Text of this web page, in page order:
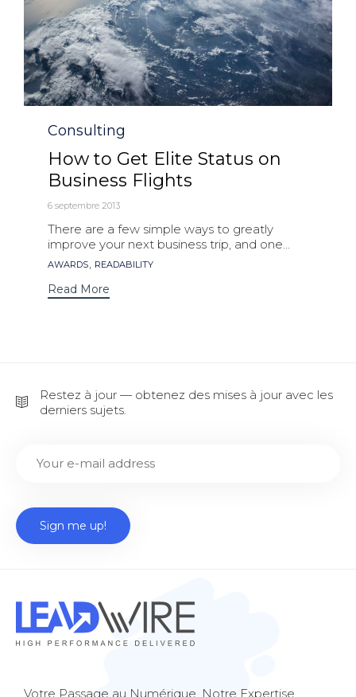
Category
Consulting
How to Get Elite Status on
Business Flights
6 septembre 2013
There are a few simple ways to greatly
improve your next business trip, and one...
Tags
AWARDS READABILITY
Read More
Restez à jour — obtenez des mises à jour avec les
derniers sujets.
Votre Passage au Numérique, Notre Expertise